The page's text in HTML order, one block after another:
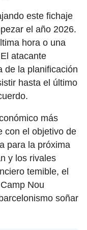
este fichaje
el año 2026.
hora o una
atacante
de la planificación
hasta el último
más
con el objetivo de
para la próxima
y los rivales
temible, el
Nou
soñar